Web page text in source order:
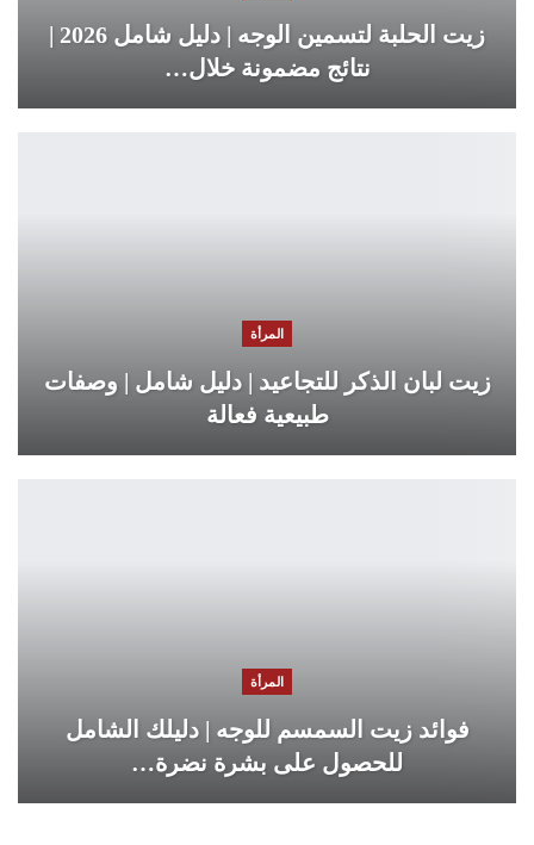
زيت الحلبة لتسمين الوجه | دليل شامل 2026 |
نتائج مضمونة خلال…
المرأة
زيت لبان الذكر للتجاعيد | دليل شامل | وصفات
طبيعية فعالة
المرأة
فوائد زيت السمسم للوجه | دليلك الشامل
للحصول على بشرة نضرة…